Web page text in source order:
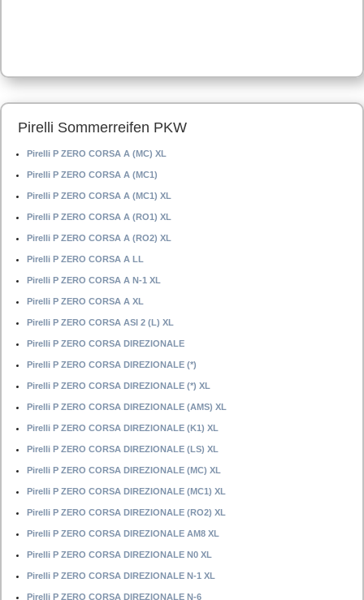
Pirelli Sommerreifen PKW
Pirelli P ZERO CORSA A (MC) XL
Pirelli P ZERO CORSA A (MC1)
Pirelli P ZERO CORSA A (MC1) XL
Pirelli P ZERO CORSA A (RO1) XL
Pirelli P ZERO CORSA A (RO2) XL
Pirelli P ZERO CORSA A LL
Pirelli P ZERO CORSA A N-1 XL
Pirelli P ZERO CORSA A XL
Pirelli P ZERO CORSA ASI 2 (L) XL
Pirelli P ZERO CORSA DIREZIONALE
Pirelli P ZERO CORSA DIREZIONALE (*)
Pirelli P ZERO CORSA DIREZIONALE (*) XL
Pirelli P ZERO CORSA DIREZIONALE (AMS) XL
Pirelli P ZERO CORSA DIREZIONALE (K1) XL
Pirelli P ZERO CORSA DIREZIONALE (LS) XL
Pirelli P ZERO CORSA DIREZIONALE (MC) XL
Pirelli P ZERO CORSA DIREZIONALE (MC1) XL
Pirelli P ZERO CORSA DIREZIONALE (RO2) XL
Pirelli P ZERO CORSA DIREZIONALE AM8 XL
Pirelli P ZERO CORSA DIREZIONALE N0 XL
Pirelli P ZERO CORSA DIREZIONALE N-1 XL
Pirelli P ZERO CORSA DIREZIONALE N-6